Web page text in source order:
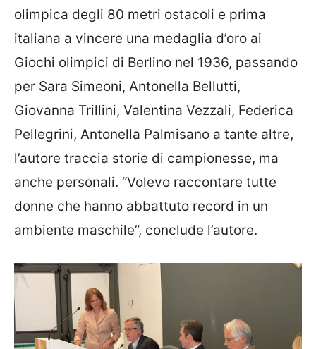
olimpica degli 80 metri ostacoli e prima
italiana a vincere una medaglia d’oro ai
Giochi olimpici di Berlino nel 1936, passando
per Sara Simeoni, Antonella Bellutti,
Giovanna Trillini, Valentina Vezzali, Federica
Pellegrini, Antonella Palmisano a tante altre,
l’autore traccia storie di campionesse, ma
anche personali. “Volevo raccontare tutte
donne che hanno abbattuto record in un
ambiente maschile”, conclude l’autore.